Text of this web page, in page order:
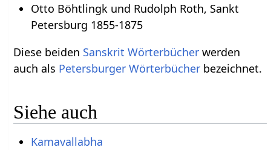
Otto Böhtlingk und Rudolph Roth, Sankt
Petersburg 1855-1875
Diese beiden Sanskrit Wörterbücher werden
auch als Petersburger Wörterbücher bezeichnet.
Siehe auch
Kamavallabha